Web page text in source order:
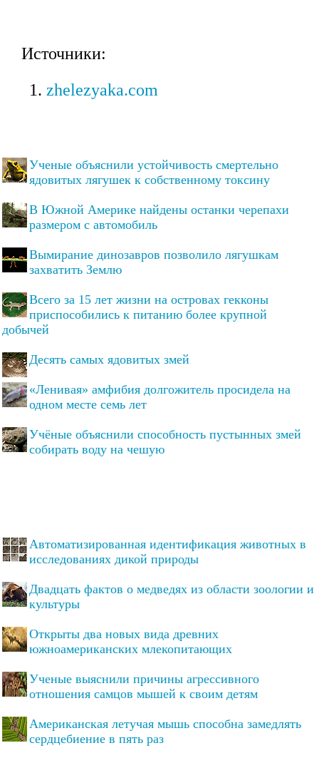
Источники:
zhelezyaka.com
Ученые объяснили устойчивость смертельно
ядовитых лягушек к собственному токсину
В Южной Америке найдены останки черепахи
размером с автомобиль
Вымирание динозавров позволило лягушкам
захватить Землю
Всего за 15 лет жизни на островах гекконы
приспособились к питанию более крупной
добычей
Десять самых ядовитых змей
«Ленивая» амфибия долгожитель просидела на
одном месте семь лет
Учёные объяснили способность пустынных змей
собирать воду на чешую
Автоматизированная идентификация животных в
исследованиях дикой природы
Двадцать фактов о медведях из области зоологии и
культуры
Открыты два новых вида древних
южноамериканских млекопитающих
Ученые выяснили причины агрессивного
отношения самцов мышей к своим детям
Американская летучая мышь способна замедлять
сердцебиение в пять раз